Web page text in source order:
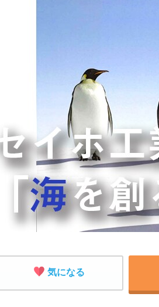
気になる